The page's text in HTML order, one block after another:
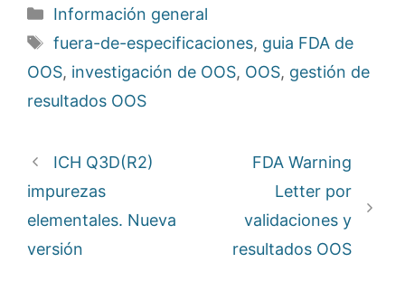
i
t
r
)
b
o
k
e
d
I
n
p
p
m
Categorías
Información general
Etiquetas
fuera-de-especificaciones, guia FDA de
OOS, investigación de OOS, OOS, gestión de
resultados OOS
ICH Q3D(R2)
impurezas
elementales. Nueva
versión
FDA Warning
Letter por
validaciones y
resultados OOS